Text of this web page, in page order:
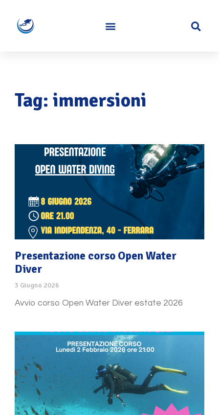
Tag: immersioni
Presentazione corso Open Water
Diver
3 Giugno 2026
Avvio corso Open Water Diver estate 2026